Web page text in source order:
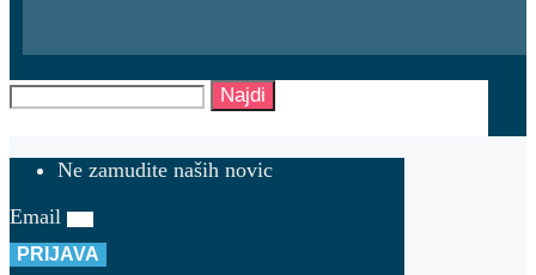
Najdi
Ne zamudite naših novic
Email
PRIJAVA